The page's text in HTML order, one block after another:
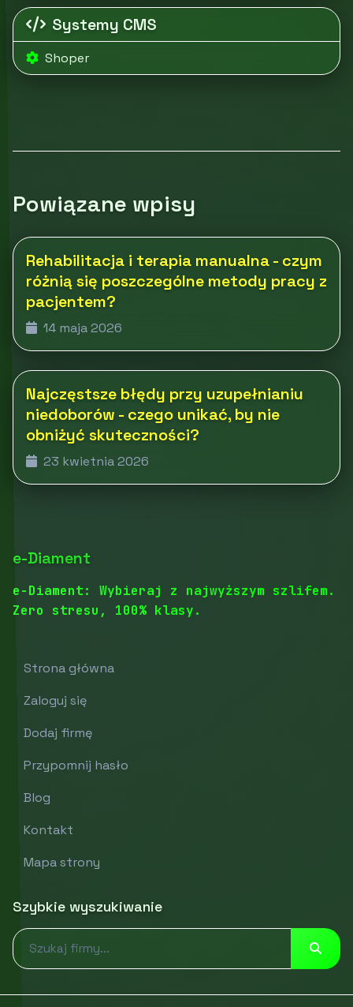
Systemy CMS
Shoper
Powiązane wpisy
Rehabilitacja i terapia manualna - czym
różnią się poszczególne metody pracy z
pacjentem?
14 maja 2026
Najczęstsze błędy przy uzupełnianiu
niedoborów - czego unikać, by nie
obniżyć skuteczności?
23 kwietnia 2026
e-Diament
e-Diament: Wybieraj z najwyższym szlifem.
Zero stresu, 100% klasy.
Strona główna
Zaloguj się
Dodaj firmę
Przypomnij hasło
Blog
Kontakt
Mapa strony
Szybkie wyszukiwanie